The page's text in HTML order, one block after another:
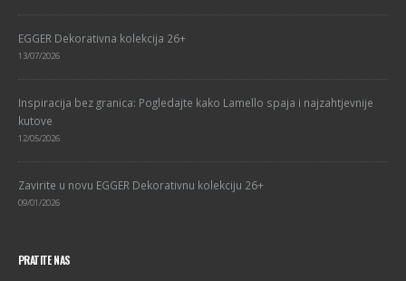
EGGER Dekorativna kolekcija 26+
13/07/2026
Inspiracija bez granica: Pogledajte kako Lamello spaja i najzahtjevnije
kutove
12/05/2026
Zavirite u novu EGGER Dekorativnu kolekciju 26+
09/01/2026
PRATITE NAS